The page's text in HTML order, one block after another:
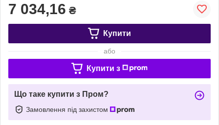
7 034,16 ₴
Купити
або
Купити з
Що таке купити з Пром?
Замовлення під захистом